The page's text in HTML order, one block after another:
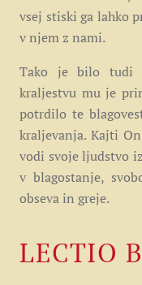
vsej stiski ga lahko
v njem z nami.
Tako je bilo tudi
kraljestvu mu je
potrdilo te
kraljevanja. Kajti
vodi svoje ljudstvo
v blagostanje,
obseva in greje.
LECTIO